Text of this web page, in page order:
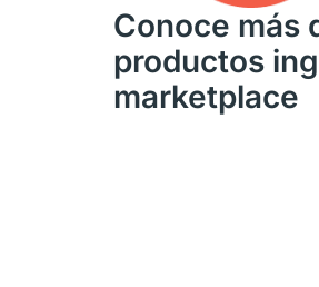
Conoce más
productos
marketplace